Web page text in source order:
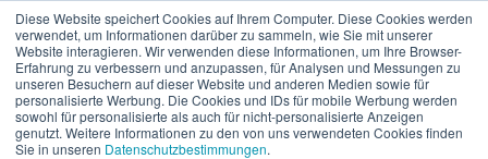
Diese Website speichert Cookies auf Ihrem Computer. Diese Cookies werden
verwendet, um Informationen darüber zu sammeln, wie Sie mit unserer
Website interagieren. Wir verwenden diese Informationen, um Ihre Browser-
Erfahrung zu verbessern und anzupassen, für Analysen und Messungen zu
unseren Besuchern auf dieser Website und anderen Medien sowie für
personalisierte Werbung. Die Cookies und IDs für mobile Werbung werden
sowohl für personalisierte als auch für nicht-personalisierte Anzeigen
genutzt. Weitere Informationen zu den von uns verwendeten Cookies finden
Sie in unseren Datenschutzbestimmungen.
de